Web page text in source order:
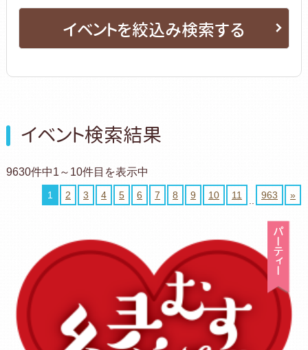
イベントを絞込み検索する
イベント検索結果
9630件中1～10件目を表示中
1 2 3 4 5 6 7 8 9 10 11 963 »